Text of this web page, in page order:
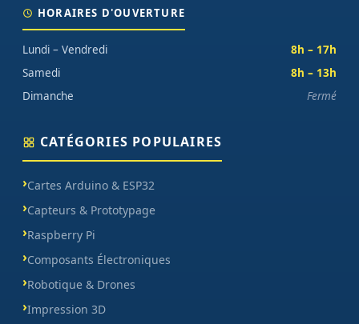
HORAIRES D'OUVERTURE
Lundi – Vendredi
8h – 17h
Samedi
8h – 13h
Dimanche
Fermé
CATÉGORIES POPULAIRES
Cartes Arduino & ESP32
Capteurs & Prototypage
Raspberry Pi
Composants Électroniques
Robotique & Drones
Impression 3D